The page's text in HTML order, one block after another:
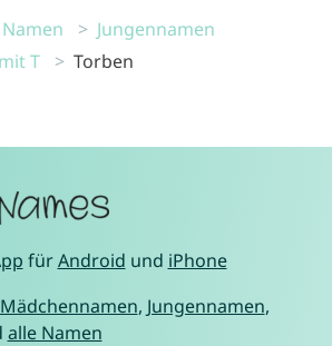
Namen
Jungennamen
T
Torben
fürAndroid und iPhone
Mädchennamen, Jungennamen,
alle Namen